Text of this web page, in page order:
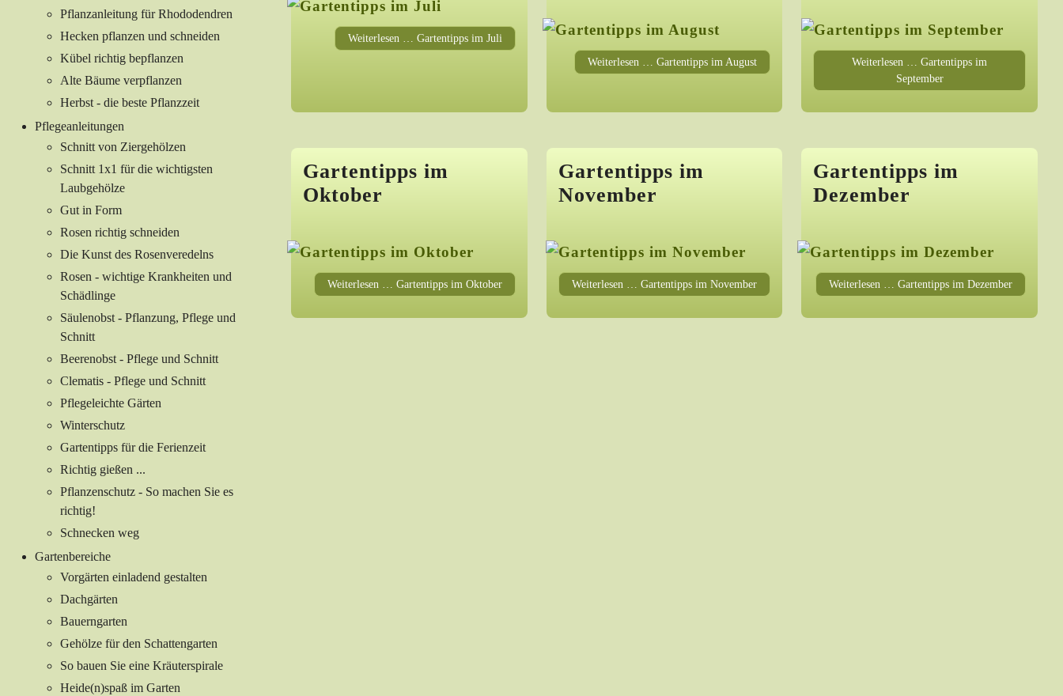
Pflanzanleitung für Rhododendren
Hecken pflanzen und schneiden
Kübel richtig bepflanzen
Alte Bäume verpflanzen
Herbst - die beste Pflanzzeit
Pflegeanleitungen
Schnitt von Ziergehölzen
Schnitt 1x1 für die wichtigsten
Laubgehölze
Gut in Form
Rosen richtig schneiden
Die Kunst des Rosenveredelns
Rosen - wichtige Krankheiten und
Schädlinge
Säulenobst - Pflanzung, Pflege und
Schnitt
Beerenobst - Pflege und Schnitt
Clematis - Pflege und Schnitt
Pflegeleichte Gärten
Winterschutz
Gartentipps für die Ferienzeit
Richtig gießen ...
Pflanzenschutz - So machen Sie es
richtig!
Schnecken weg
Gartenbereiche
Vorgärten einladend gestalten
Dachgärten
Bauerngarten
Gehölze für den Schattengarten
So bauen Sie eine Kräuterspirale
Heide(n)spaß im Garten
Weiterlesen … Gartentipps im Juli
Weiterlesen … Gartentipps im August
Weiterlesen … Gartentipps im
September
Gartentipps im
Oktober
Weiterlesen … Gartentipps im Oktober
Gartentipps im
November
Weiterlesen … Gartentipps im November
Gartentipps im
Dezember
Weiterlesen … Gartentipps im Dezember